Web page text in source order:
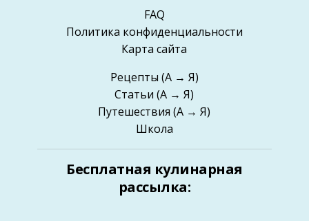
FAQ
Политика конфиденциальности
Карта сайта
Рецепты (А → Я)
Статьи (А → Я)
Путешествия (А → Я)
Школа
Бесплатная кулинарная
рассылка: